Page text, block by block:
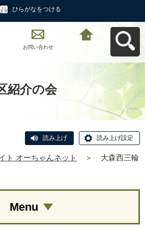
ひらがなをつける
お問い合わせ
紹介の会
読み上げ 読み上げ設定
ト オーちゃんネット ＞
大森西三輪
Menu